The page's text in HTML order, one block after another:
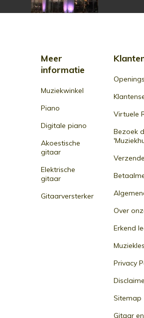
Meer
informatie
Muziekwinkel
Piano
Digitale piano
Akoestische
gitaar
Elektrische
gitaar
Gitaarversterker
Virtuele
Bezoek
Over
Erkend
Muziekles
Privacy
Sitemap
Gitaar